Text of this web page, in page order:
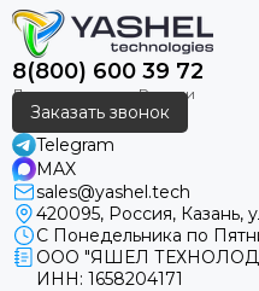
8(800) 600 39 72
Заказать звонок
Telegram
MAX
sales@yashel.tech
420095, Россия, Казань,
С Понедельника по
ООО "ЯШЕЛ
ИНН: 1658204171